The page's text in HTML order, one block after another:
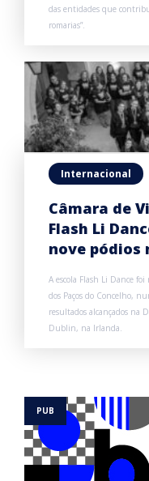
das entidades que
romarias”.
Internacional
Câmara de
Flash Li
nove pódios
A escola Flash Li Dance
dos Paços do Concelho,
resultados alcançados na
Dublin, na Irlanda.